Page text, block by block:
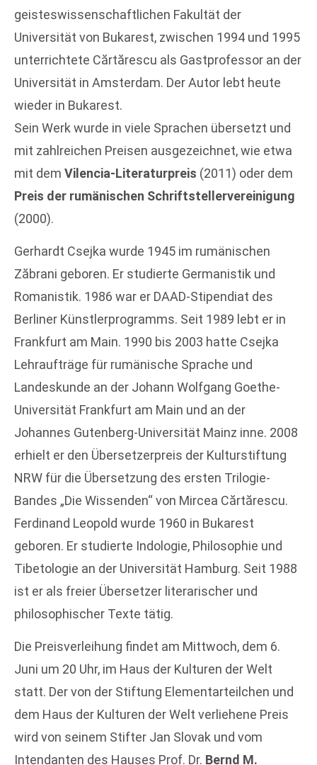
geisteswissenschaftlichen Fakultät der
Universität von Bukarest, zwischen 1994 und 1995
unterrichtete Cărtărescu als Gastprofessor an der
Universität in Amsterdam. Der Autor lebt heute
wieder in Bukarest.
Sein Werk wurde in viele Sprachen übersetzt und
mit zahlreichen Preisen ausgezeichnet, wie etwa
mit dem Vilencia-Literaturpreis (2011) oder dem
Preis der rumänischen Schriftstellervereinigung
(2000).
Gerhardt Csejka wurde 1945 im rumänischen
Zăbrani geboren. Er studierte Germanistik und
Romanistik. 1986 war er DAAD-Stipendiat des
Berliner Künstlerprogramms. Seit 1989 lebt er in
Frankfurt am Main. 1990 bis 2003 hatte Csejka
Lehraufträge für rumänische Sprache und
Landeskunde an der Johann Wolfgang Goethe-
Universität Frankfurt am Main und an der
Johannes Gutenberg-Universität Mainz inne. 2008
erhielt er den Übersetzerpreis der Kulturstiftung
NRW für die Übersetzung des ersten Trilogie-
Bandes „Die Wissenden“ von Mircea Cărtărescu.
Ferdinand Leopold wurde 1960 in Bukarest
geboren. Er studierte Indologie, Philosophie und
Tibetologie an der Universität Hamburg. Seit 1988
ist er als freier Übersetzer literarischer und
philosophischer Texte tätig.
Die Preisverleihung findet am Mittwoch, dem 6.
Juni um 20 Uhr, im Haus der Kulturen der Welt
statt. Der von der Stiftung Elementarteilchen und
dem Haus der Kulturen der Welt verliehene Preis
wird von seinem Stifter Jan Slovak und vom
Intendanten des Hauses Prof. Dr. Bernd M.